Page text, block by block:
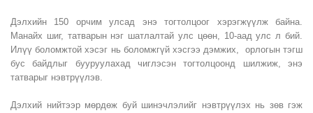
Дэлхийн 150 орчим улсад энэ тогтолцоог хэрэгжүүлж байна.
Манайх шиг, татварын нэг шатлалтай улс цөөн, 10-аад улс л бий.
Илүү боломжтой хэсэг нь боломжгүй хэсгээ дэмжих, орлогын тэгш
бус байдлыг бууруулахад чиглэсэн тогтолцоонд шилжиж, энэ
татварыг нэвтрүүлэв.
Дэлхий нийтээр мөрдөж буй шинэчлэлийг нэвтрүүлэх нь зөв гэж